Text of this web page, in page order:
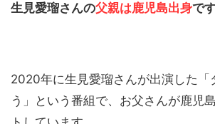
生見愛瑠さんの父親は鹿児島出身で
2020年に生見愛瑠さんが出演した「
う」という番組で、お父さんが鹿児